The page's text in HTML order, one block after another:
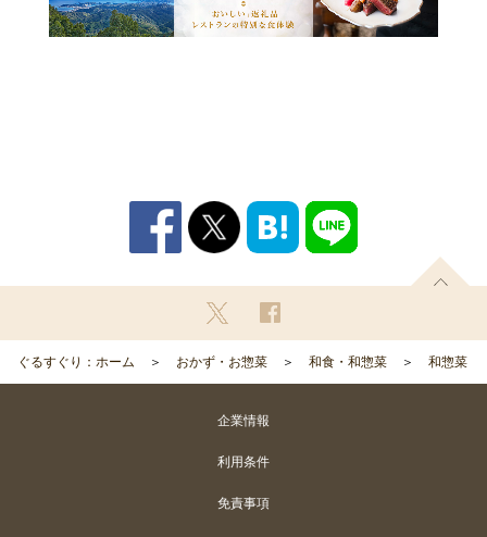
ぐるすぐり：ホーム おかず・お惣菜 和食・和惣菜 和惣菜
企業情報
利用条件
免責事項